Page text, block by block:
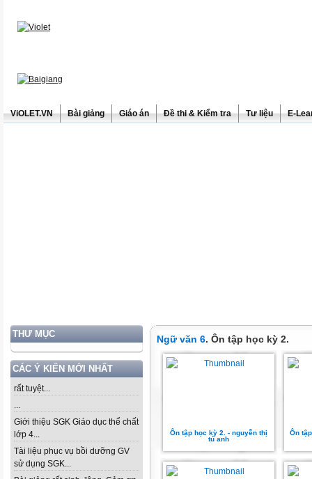
ViOLET.VN Bài giảng Giáo án Đề thi & Kiểm tra Tư liệu E-
THƯ MỤC
CÁC Ý KIẾN MỚI NHẤT
rất tuyệt...
...
Giới thiệu SGK Giáo dục thể chất
lớp 4...
Tài liệu phục vụ bồi dưỡng GV
sử dụng SGK...
Ngữ văn 6. Ôn tập học kỳ 2.
Ôn tập học kỳ 2. - nguyễn thị
tú anh
Ôn